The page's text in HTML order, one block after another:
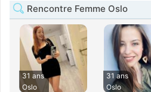
Rencontre Femme Oslo
31 ans
Oslo
31 ans
Oslo